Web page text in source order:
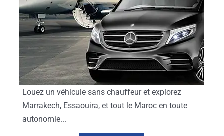
Louez un véhicule sans chauffeur et explorez
Marrakech, Essaouira, et tout le Maroc en toute
autonomie...